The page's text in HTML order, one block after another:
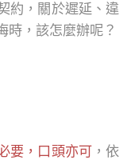
約，關於遲延、違
時，該怎麼辦呢？
要，口頭亦可，依